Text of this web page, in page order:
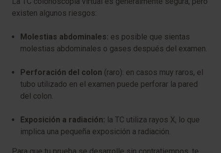
existen algunos riesgos:
Molestias abdominales: es posible que sientas
molestias abdominales o gases después del examen.
Perforación del colon (raro): en casos muy raros, el
tubo utilizado en el examen puede perforar la pared
del colon.
Exposición a radiación: la TC utiliza rayos X, lo que
implica una pequeña exposición a radiación.